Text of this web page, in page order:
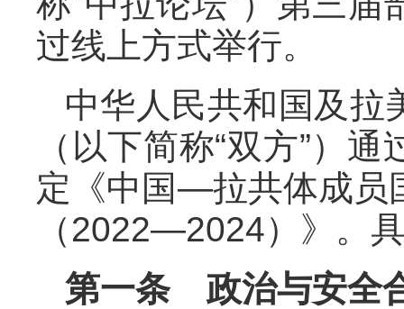
过线上方式举行。
中华人民共和国及拉
（以下简称“双方”）
定《中国—拉共体成员
（2022—2024）》。
第一条 政治与安全